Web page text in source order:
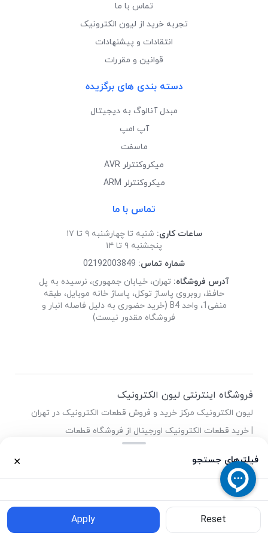
0
0
واردات
فیلترهای جستجو ✕
Reset
Apply
تماس با ما
تجربه خرید از لیون الکترونیک
انتقادات و پیشنهادات
قوانین و مقررات
دسته بندی های برگزیده
مبدل آنالوگ به دیجیتال
آپ امپ
ماسفت
میکروکنترلر AVR
میکروکنترلر ARM
تماس با ما
ساعات کاری: شنبه تا چهارشنبه ۹ تا ۱۷
پنجشنبه ۹ تا ۱۴
شماره تماس: 02192003849
آدرس فروشگاه: تهران، خیابان جمهوری، نرسیده به پل
حافظ، روبروی پاساژ توکل، پاساژ خانه موبایل، طبقه
منفی1، واحد B4 (خرید حضوری به دلیل فاصله انبار و
فروشگاه مقدور نیست)
فروشگاه اینترنتی لیون الکترونیک
لیون الکترونیک مرکز خرید و فروش قطعات الکترونیک در تهران
| خرید قطعات الکترونیک اورجینال از فروشگاه قطعات